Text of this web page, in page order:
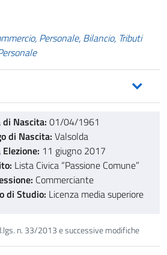
Personale, Bilancio, Tributi
di Nascita: 01/04/1961
di Nascita: Valsolda
Elezione: 11 giugno 2017
Lista Civica “Passione Comune”
Commerciante
di Studio: Licenza media superiore
n. 33/2013 e successive modifiche